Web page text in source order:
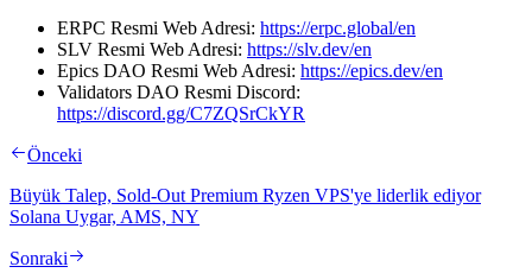
ERPC Resmi Web Adresi: https://erpc.global/en
SLV Resmi Web Adresi: https://slv.dev/en
Epics DAO Resmi Web Adresi: https://epics.dev/en
Validators DAO Resmi Discord:
https://discord.gg/C7ZQSrCkYR
Önceki
Büyük Talep, Sold-Out Premium Ryzen VPS'ye liderlik ediyor
Solana Uygar, AMS, NY
Sonraki